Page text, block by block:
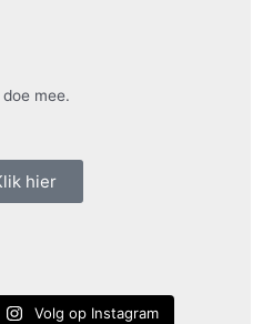
mee.
hier
Volg op Instagram